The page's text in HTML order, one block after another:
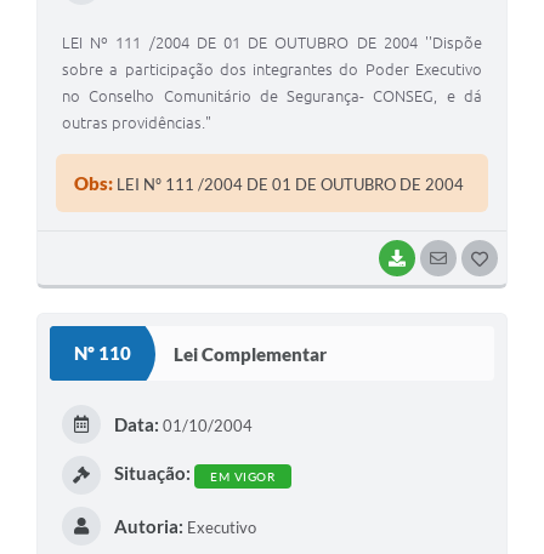
BAIXARSEGUIR
LEI Nº 111 /2004 DE 01 DE OUTUBRO DE 2004 ''Dispõe
sobre a participação dos integrantes do Poder Executivo
no Conselho Comunitário de Segurança- CONSEG, e dá
outras providências."
Obs: LEI Nº 111 /2004 DE 01 DE OUTUBRO DE 2004
Nº 110 Lei Complementar
Data: 01/10/2004
Situação: EM VIGOR
Autoria: Executivo